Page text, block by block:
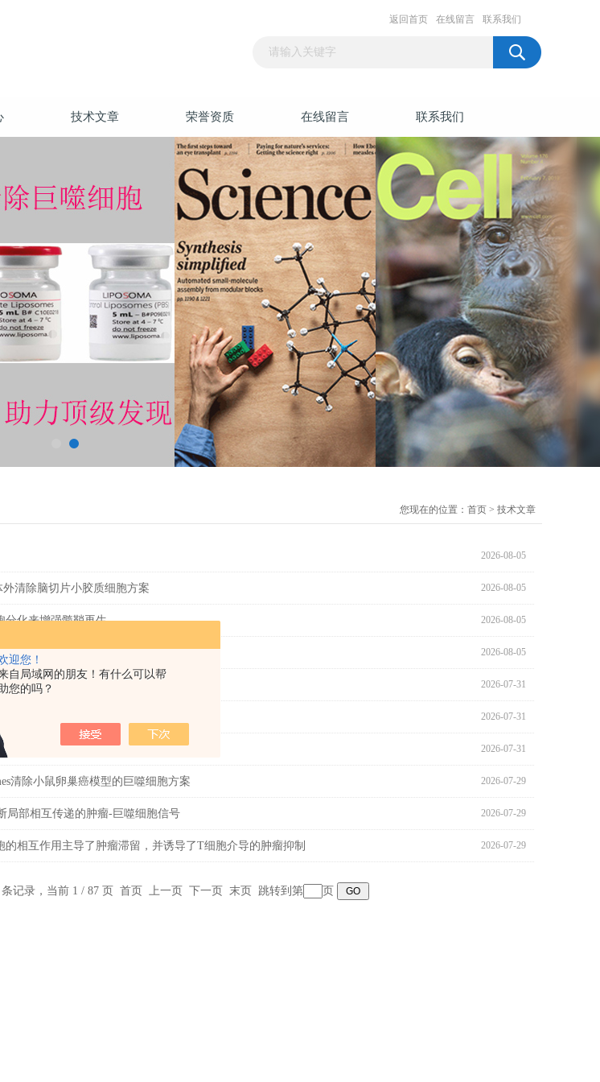
迎您！
自局域网的朋友！有什么可以帮
您的吗？
返回首页 在线留言 联系我们
技术文章 荣誉资质 在线留言 联系我们
您现在的位置： 首页 > 技术文章
2026-08-05
外清除脑切片小胶质细胞方案 2026-08-05
分化来增强髓鞘再生 2026-08-05
个核心的糖免疫检查点 2026-08-05
2026-07-31
鼠金黄色葡萄球菌感染模型巨噬细胞方案 2026-07-31
金黄色葡萄球菌感染的强效保护 2026-07-31
清除小鼠卵巢癌模型的巨噬细胞方案 2026-07-29
局部相互传递的肿瘤-巨噬细胞信号 2026-07-29
相互作用主导了肿瘤滞留，并诱导了T细胞介导的肿瘤抑制 2026-07-29
条记录，当前 1 / 87 页 首页 上一页 下一页 末页 跳转到第 页